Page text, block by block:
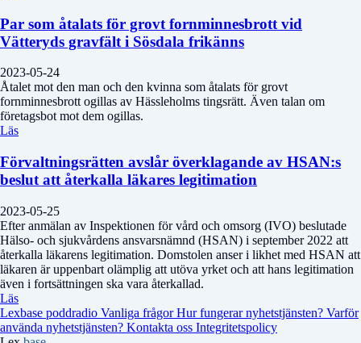
Par som åtalats för grovt fornminnesbrott vid
Vätteryds gravfält i Sösdala frikänns
2023-05-24
Åtalet mot den man och den kvinna som åtalats för grovt
fornminnesbrott ogillas av Hässleholms tingsrätt. Även talan om
företagsbot mot dem ogillas.
Läs
Förvaltningsrätten avslår överklagande av HSAN:s
beslut att återkalla läkares legitimation
2023-05-25
Efter anmälan av Inspektionen för vård och omsorg (IVO) beslutade
Hälso- och sjukvårdens ansvarsnämnd (HSAN) i september 2022 att
återkalla läkarens legitimation. Domstolen anser i likhet med HSAN att
läkaren är uppenbart olämplig att utöva yrket och att hans legitimation
även i fortsättningen ska vara återkallad.
Läs
Lexbase poddradio Vanliga frågorHur fungerar nyhetstjänsten? Varför
använda nyhetstjänsten? Kontakta oss Integritetspolicy